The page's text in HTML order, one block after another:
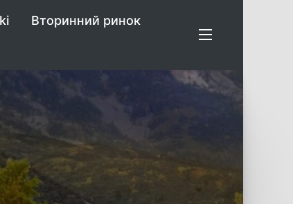
Вторинний ринок